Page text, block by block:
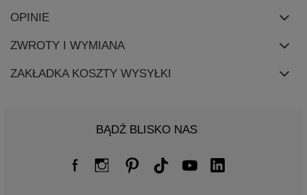
OPINIE
ZWROTY I WYMIANA
ZAKŁADKA KOSZTY WYSYŁKI
BĄDŹ BLISKO NAS